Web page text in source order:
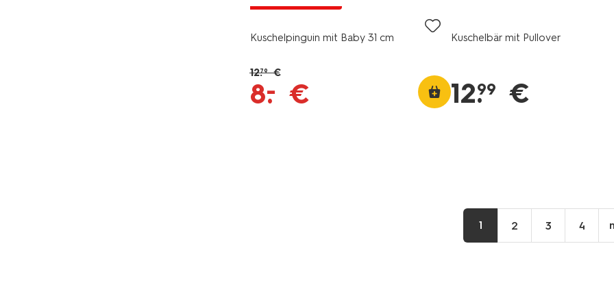
Kuschelpinguin mit Baby 31 cm
12.79 €
8.
– €
Kuschelbär mit Pullover
12.
99 €
1 2 3 4